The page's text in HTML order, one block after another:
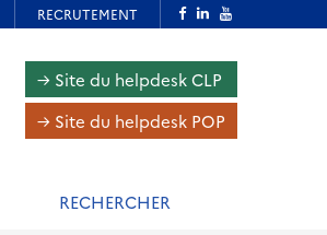
Navigation
inter-
→ Site du helpdesk CLP
→ Site du helpdesk POP
RECHERCHER